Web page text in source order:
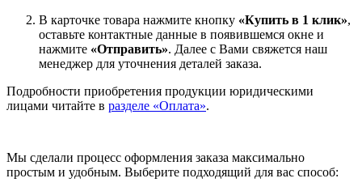
В карточке товара нажмите кнопку «Купить в 1 клик»,
оставьте контактные данные в появившемся окне и
нажмите «Отправить». Далее с Вами свяжется наш
менеджер для уточнения деталей заказа.
Подробности приобретения продукции юридическими
лицами читайте в разделе «Оплата».
Мы сделали процесс оформления заказа максимально
простым и удобным. Выберите подходящий для вас способ: